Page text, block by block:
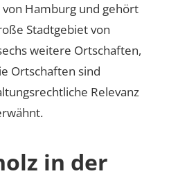
Hamburg und gehört
Stadtgebiet von
weitere Ortschaften,
Ortschaften sind
Relevanz
in der